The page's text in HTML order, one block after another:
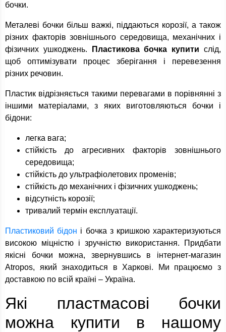
бочки.
Металеві бочки більш важкі, піддаються корозії, а також
різних факторів зовнішнього середовища, механічних і
фізичних ушкоджень.
Пластикова бочка купити слід,
щоб оптимізувати процес зберігання і перевезення
різних речовин.
Пластик відрізняється такими перевагами в порівнянні з
іншими матеріалами, з яких виготовляються бочки і
бідони:
легка вага;
стійкість до агресивних факторів зовнішнього
середовища;
стійкість до ультрафіолетових променів;
стійкість до механічних і фізичних ушкоджень;
відсутність корозії;
тривалий термін експлуатації.
Пластиковий бідон і бочка з кришкою характеризуються
високою міцністю і зручністю використання. Придбати
якісні бочки можна, звернувшись в інтернет-магазин
Atropos, який знаходиться в Харкові. Ми працюємо з
доставкою по всій країні – Україна.
Які пластмасові бочки
можна купити в нашому